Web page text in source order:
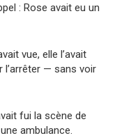
: Rose avait eu un
vue, elle l’avait
l’arrêter — sans voir
fui la scène de
ambulance.